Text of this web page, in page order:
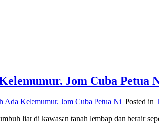
Jom Cuba Petua
Ada Kelemumur. Jom Cuba Petua Ni Posted in
liar di kawasan tanah lembap dan berair